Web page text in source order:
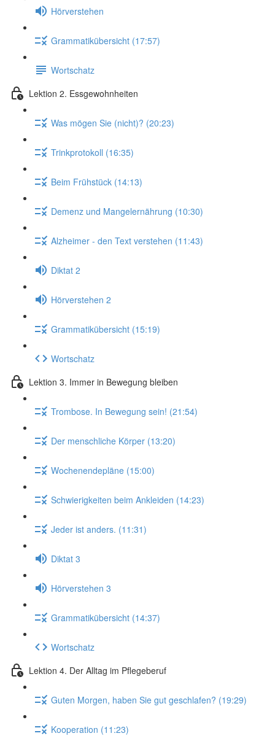
Hörverstehen
Grammatikübersicht (17:57)
Wortschatz
Lektion 2. Essgewohnheiten
Was mögen Sie (nicht)? (20:23)
Trinkprotokoll (16:35)
Beim Frühstück (14:13)
Demenz und Mangelernährung (10:30)
Alzheimer - den Text verstehen (11:43)
Diktat 2
Hörverstehen 2
Grammatikübersicht (15:19)
Wortschatz
Lektion 3. Immer in Bewegung bleiben
Trombose. In Bewegung sein! (21:54)
Der menschliche Körper (13:20)
Wochenendepläne (15:00)
Schwierigkeiten beim Ankleiden (14:23)
Jeder ist anders. (11:31)
Diktat 3
Hörverstehen 3
Grammatikübersicht (14:37)
Wortschatz
Lektion 4. Der Alltag im Pflegeberuf
Guten Morgen, haben Sie gut geschlafen? (19:29)
Kooperation (11:23)